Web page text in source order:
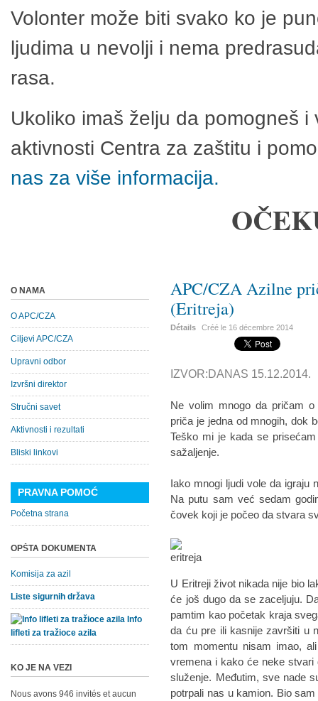
Volonter može biti svako ko je
ljudima u nevolji i nema
rasa.
Ukoliko imaš želju da pomogneš
aktivnosti Centra za zaštitu i
nas za više informacija.
APC/CZA Azilne
(Eritreja)
Détails Créé le 16 décembre 2014
IZVOR:DANAS 15.12.2014.
Ne volim mnogo da pričam
priča je jedna od mnogih, dok
Teško mi je kada se
sažaljenje.
Iako mnogi ljudi vole da igraju
Na putu sam već sedam
čovek koji je počeo da stvara
U Eritreji život nikada nije bio
će još dugo da se zaceljuju.
pamtim kao početak kraja
da ću pre ili kasnije završiti u
tom momentu nisam imao,
vremena i kako će neke
služenje. Međutim, sve nade
potrpali nas u kamion. Bio
O NAMA
O APC/CZA
Ciljevi APC/CZA
Upravni odbor
Izvršni direktor
Stručni savet
Aktivnosti i rezultati
Bliski linkovi
PRAVNA POMOĆ
Početna strana
OPŠTA DOKUMENTA
Komisija za azil
Liste sigurnih država
Info
lifleti za tražioce azila
KO JE NA VEZI
Nous avons 946 invités et aucun